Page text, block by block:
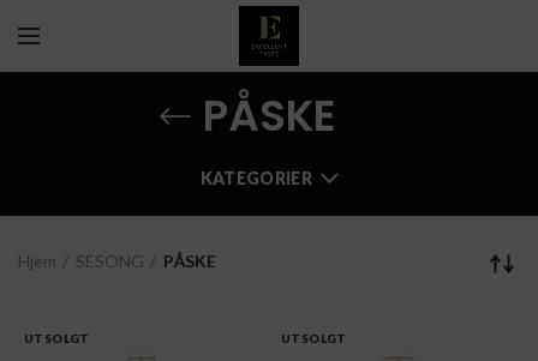
PÅSKE
KATEGORIER
Hjem SESONG PÅSKE
UTSOLGT UTSOLGT